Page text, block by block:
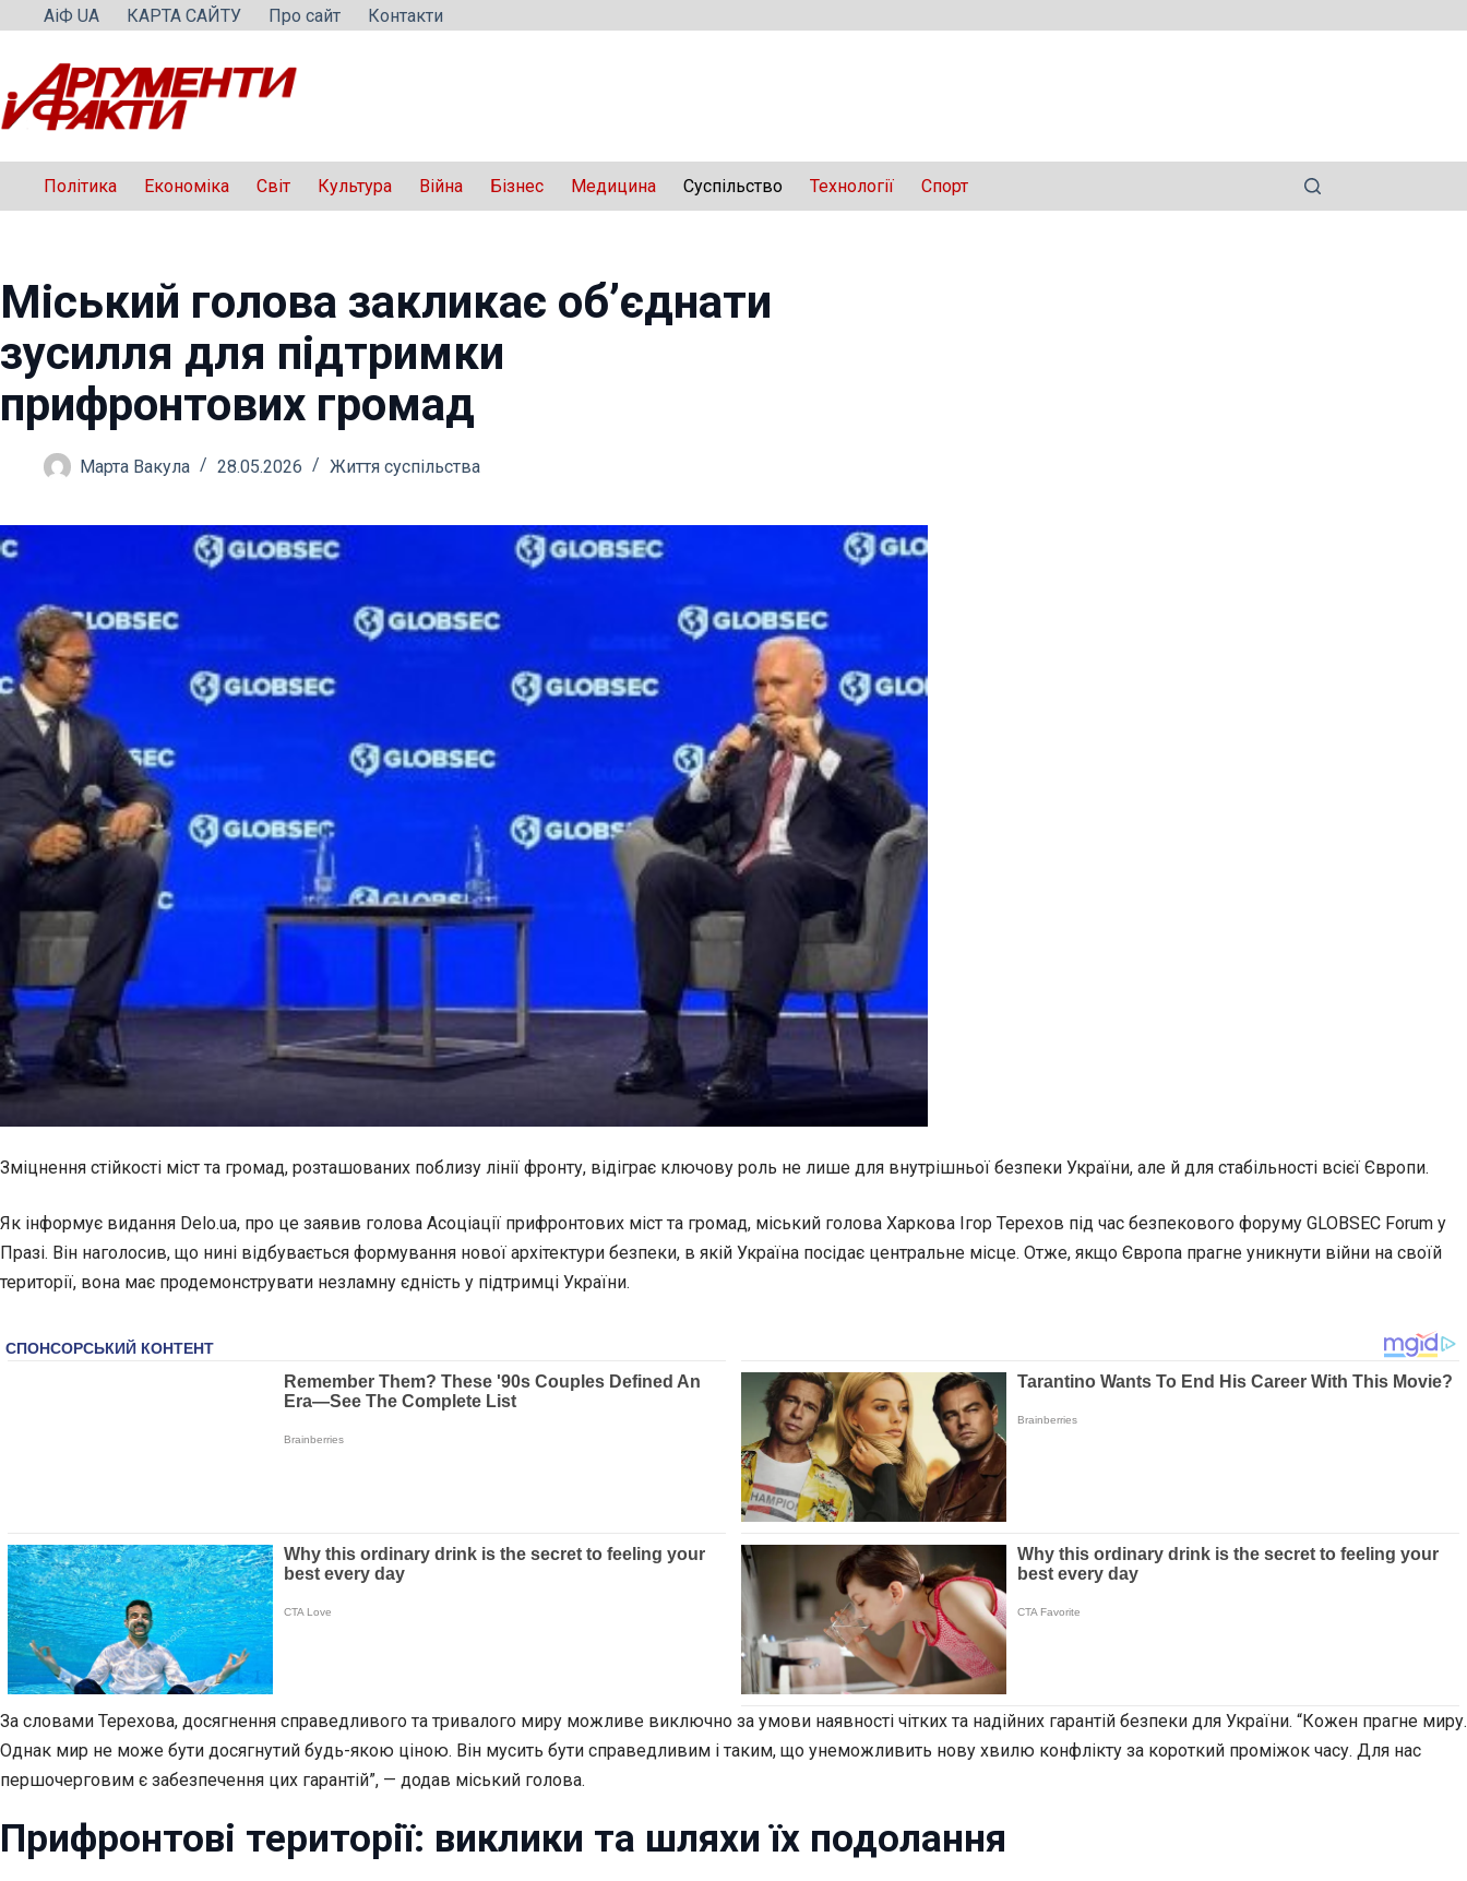
Перейти
вмісту
АіФ UA КАРТА САЙТУ Про сайт Контакти
Політика Економіка Світ Культура Війна Бізнес Медицина Суспільство Технології Спорт
Міський голова закликає об’єднати
зусилля для підтримки
прифронтових громад
Марта Вакула 28.05.2026 Життя суспільства
Зміцнення стійкості міст та громад, розташованих поблизу лінії фронту, відіграє ключову роль не лише для внутрішньої безпеки України, але й для стабільності всієї Європи.
Як інформує видання Delo.ua, про це заявив голова Асоціації прифронтових міст та громад, міський голова Харкова Ігор Терехов під час безпекового форуму GLOBSEC Forum у
Празі. Він наголосив, що нині відбувається формування нової архітектури безпеки, в якій Україна посідає центральне місце. Отже, якщо Європа прагне уникнути війни на своїй
території, вона має продемонструвати незламну єдність у підтримці України.
За словами Терехова, досягнення справедливого та тривалого миру можливе виключно за умови наявності чітких та надійних гарантій безпеки для України. “Кожен прагне миру.
Однак мир не може бути досягнутий будь-якою ціною. Він мусить бути справедливим і таким, що унеможливить нову хвилю конфлікту за короткий проміжок часу. Для нас
першочерговим є забезпечення цих гарантій”, — додав міський голова.
Прифронтові території: виклики та шляхи їх подолання